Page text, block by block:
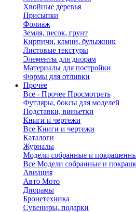
Хвойные деревья
Присыпки
Фолиаж
Земля, песок, грунт
Кирпичи, камни, булыжник
Листовые текстуры
Элементы для диорам
Материалы для постройки
Формы для отливки
Прочее
Все - Прочее Просмотреть
Футляры, боксы для моделей
Подставки, виньетки
Книги и чертежи
Все Книги и чертежи
Каталоги
Журналы
Модели собранные и
Все Модели собранные и
Авиация
Авто Мото
Диорамы
Бронетехника
Сувениры, подарки